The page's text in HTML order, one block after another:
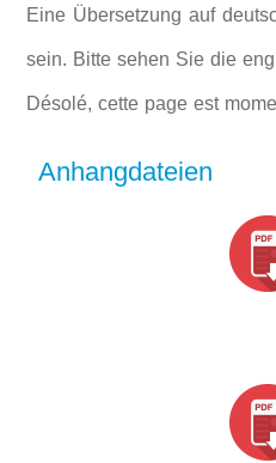
Eine Übersetzung auf
sein. Bitte sehen Sie die
Désolé, cette page est
Anhangdateien